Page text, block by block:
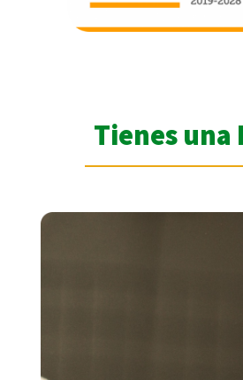
Tienes una